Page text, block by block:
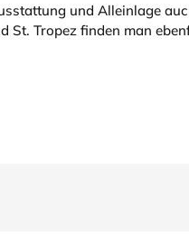
und Alleinlage
Tropez finden man